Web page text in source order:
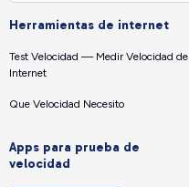
Herramientas de internet
Test Velocidad — Medir Velocidad de
Internet
Que Velocidad Necesito
Apps para prueba de
velocidad